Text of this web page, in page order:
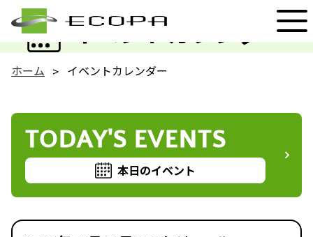
イベントカレンダー
EVENT
ホーム イベントカレンダー
TODAY'S EVENTS
本日のイベント